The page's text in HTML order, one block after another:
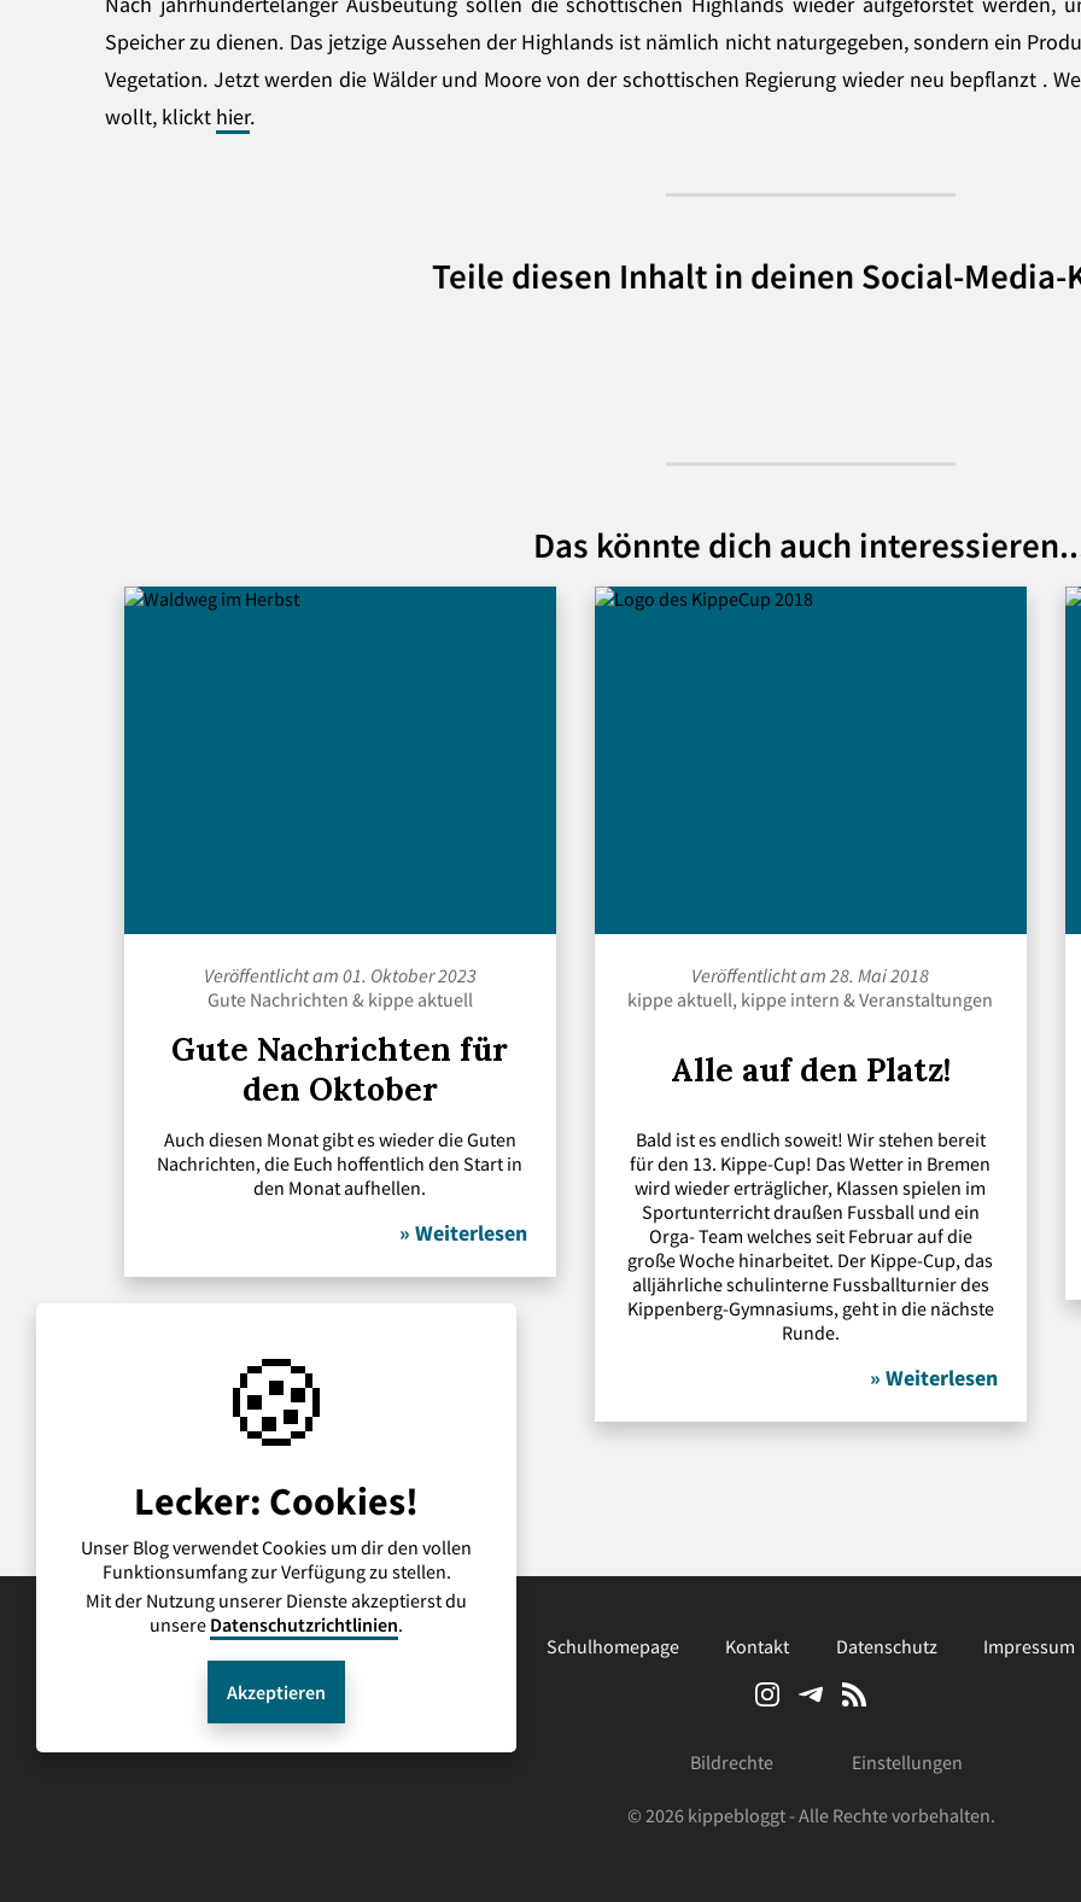
Speicher zu dienen. Das jetzige Aussehen der Highlands ist nämlich nicht naturgegeben, sondern ein
Vegetation. Jetzt werden die Wälder und Moore von der schottischen Regierung wieder neu bepflanzt .
wollt, klickt hier.
Teile diesen Inhalt in deinen Social-Media-
Das könnte dich auch
Veröffentlicht am 01. Oktober 2023
Gute Nachrichten & kippe aktuell
Gute Nachrichten für
den Oktober
Auch diesen Monat gibt es wieder die Guten
Nachrichten, die Euch hoffentlich den Start in
den Monat aufhellen.
» Weiterlesen
Veröffentlicht am 28. Mai 2018
kippe aktuell, kippe intern &Veranstaltungen
Alle auf den Platz!
Bald ist es endlich soweit! Wir stehen bereit
für den 13. Kippe-Cup! Das Wetter in Bremen
wird wieder erträglicher, Klassen spielen im
Sportunterricht draußen Fussball und ein
Orga- Team welches seit Februar auf die
große Woche hinarbeitet. Der Kippe-Cup, das
alljährliche schulinterne Fussballturnier des
Kippenberg-Gymnasiums, geht in die nächste
Runde.
» Weiterlesen
Schulhomepage Kontakt Datenschutz Impressum
Bildrechte Einstellungen
© 2026 kippebloggt - Alle Rechte vorbehalten.
🍪
Lecker: Cookies!
Unser Blog verwendet Cookies um dir den vollen
Funktionsumfang zur Verfügung zu stellen.
Mit der Nutzung unserer Dienste akzeptierst du
unsere Datenschutzrichtlinien.
Akzeptieren